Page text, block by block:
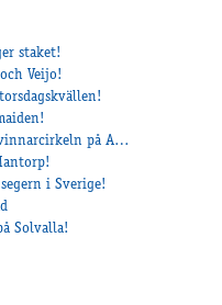
staket!
Veijo!
Tur och retur till vinnarcirkeln på Axevalla för Return Ticket!
i Sverige!
Solvalla!